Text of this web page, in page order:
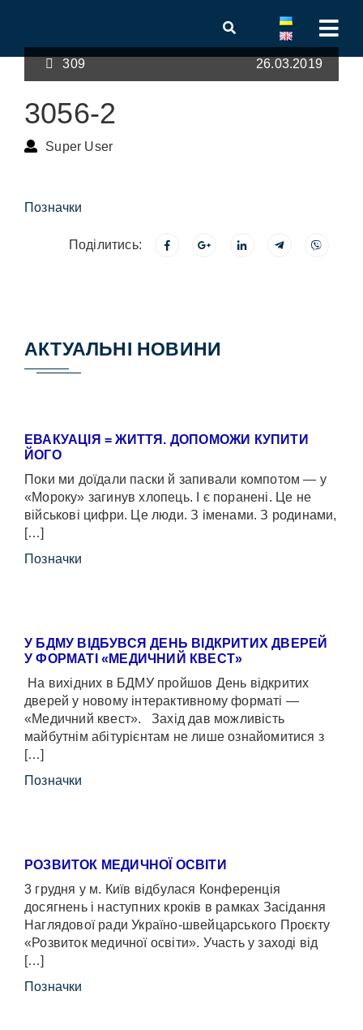
309 26.03.2019
3056-2
Super User
Позначки
Поділитись:
АКТУАЛЬНІ НОВИНИ
ЕВАКУАЦІЯ = ЖИТТЯ. ДОПОМОЖИ КУПИТИ
ЙОГО
Поки ми доїдали паски й запивали компотом — у
«Мороку» загинув хлопець. І є поранені. Це не
військові цифри. Це люди. З іменами. З родинами,
[…]
Позначки
У БДМУ ВІДБУВСЯ ДЕНЬ ВІДКРИТИХ ДВЕРЕЙ
У ФОРМАТІ «МЕДИЧНИЙ КВЕСТ»
На вихідних в БДМУ пройшов День відкритих
дверей у новому інтерактивному форматі —
«Медичний квест». Захід дав можливість
майбутнім абітурієнтам не лише ознайомитися з
[…]
Позначки
РОЗВИТОК МЕДИЧНОЇ ОСВІТИ
3 грудня у м. Київ відбулася Конференція
досягнень і наступних кроків в рамках Засідання
Наглядової ради Україно-швейцарського Проєкту
«Розвиток медичної освіти». Участь у заході від
[…]
Позначки